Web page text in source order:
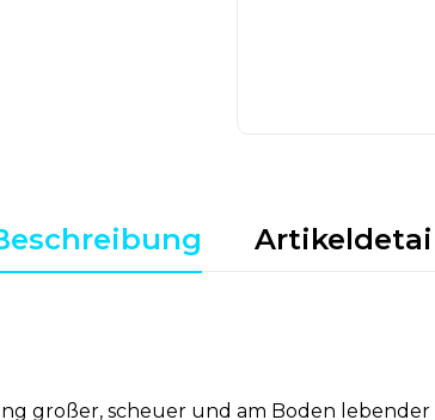
großer, scheuer und am Boden lebender